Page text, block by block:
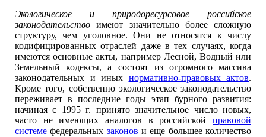
Экологическое и природоресурсовое российское
законодательствоимеют значительно более сложную
структуру, чем уголовное. Они не относятся к числу
кодифицированных отраслей даже в тех случаях, когда
имеются основные акты, например Лесной, Водный или
Земельный кодексы, а состоят из огромного массива
законодательных и иных нормативно-правовых актов.
Кроме того, собственно экологическое законодательство
переживает в последние годы этап бурного развития:
начиная с 1995 г. принято значительное число новых,
часто не имеющих аналогов в российской правовой
системе федеральных законов и еще большее количество